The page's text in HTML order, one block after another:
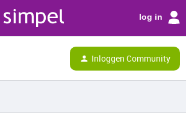
log in
Inloggen Community